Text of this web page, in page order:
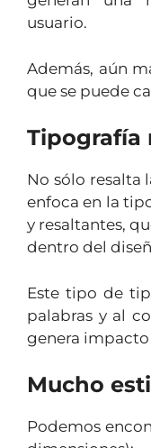
usuario.
Además, aún
que se puede
Tipografía
No sólo resalta
enfoca en la
y resaltantes,
dentro del
Este tipo de
palabras y al
genera impacto
Mucho
Podemos